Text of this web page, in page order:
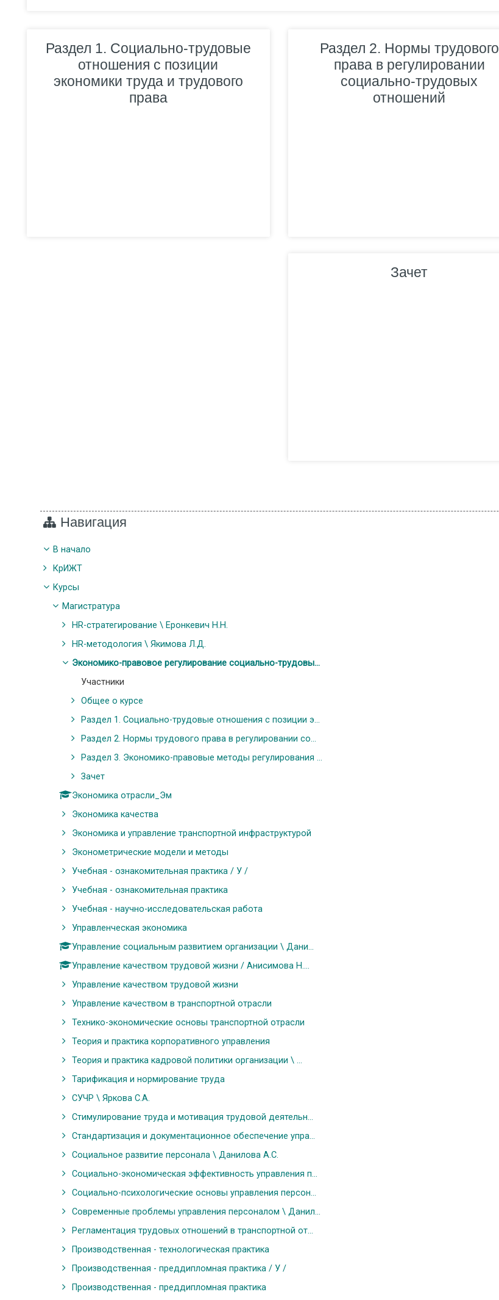
Раздел 1. Социально-трудовые
отношения с позиции
экономики труда и трудового
права
Раздел 2. Нормы трудового
права в регулировании
социально-трудовых
отношений
Зачет
Навигация
В начало
КрИЖТ
Курсы
Магистратура
HR-стратегирование \ Еронкевич Н.Н.
HR-методология \ Якимова Л.Д.
Экономико-правовое регулирование социально-трудовы...
Участники
Общее о курсе
Раздел 1. Социально-трудовые отношения с позиции э...
Раздел 2. Нормы трудового права в регулировании со...
Раздел 3. Экономико-правовые методы регулирования ...
Зачет
Экономика отрасли_Эм
Экономика качества
Экономика и управление транспортной инфраструктурой
Эконометрические модели и методы
Учебная - ознакомительная практика / У /
Учебная - ознакомительная практика
Учебная - научно-исследовательская работа
Управленческая экономика
Управление социальным развитием организации \ Дани...
Управление качеством трудовой жизни / Анисимова Н....
Управление качеством трудовой жизни
Управление качеством в транспортной отрасли
Технико-экономические основы транспортной отрасли
Теория и практика корпоративного управления
Теория и практика кадровой политики организации \ ...
Тарификация и нормирование труда
СУЧР \ Яркова С.А.
Стимулирование труда и мотивация трудовой деятельн...
Стандартизация и документационное обеспечение упра...
Социальное развитие персонала \ Данилова А.С.
Социально-экономическая эффективность управления п...
Социально-психологические основы управления персон...
Современные проблемы управления персоналом \ Данил...
Регламентация трудовых отношений в транспортной от...
Производственная - технологическая практика
Производственная - преддипломная практика / У /
Производственная - преддипломная практика